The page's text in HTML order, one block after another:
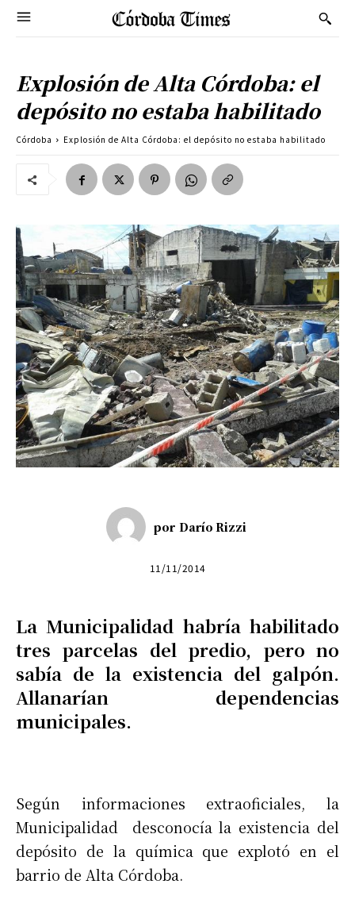
Explosión de Alta Córdoba: el
depósito no estaba habilitado
Córdoba Explosión de Alta Córdoba: el depósito no estaba habilitado
por Darío Rizzi
11/11/2014
La Municipalidad habría habilitado
tres parcelas del predio, pero no
sabía de la existencia del galpón.
Allanarían dependencias
municipales.
Según informaciones extraoficiales, la
Municipalidad desconocía la existencia del
depósito de la química que explotó en el
barrio de Alta Córdoba.